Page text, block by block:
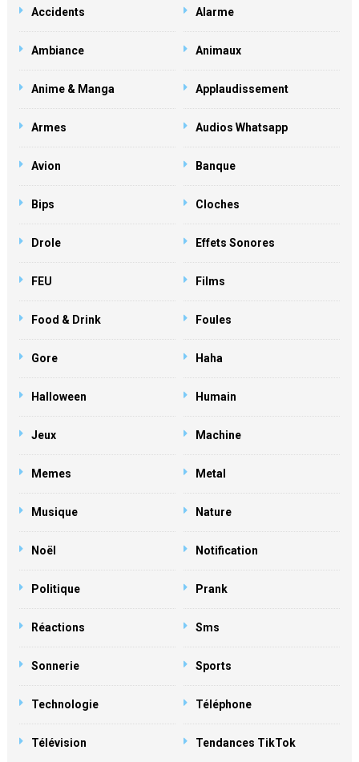
Accidents Alarme
Ambiance Animaux
Anime & Manga Applaudissement
Armes Audios Whatsapp
Avion Banque
Bips Cloches
Drole Effets Sonores
FEU Films
Food & Drink Foules
Gore Haha
Halloween Humain
Jeux Machine
Memes Metal
Musique Nature
Noël Notification
Politique Prank
Réactions Sms
Sonnerie Sports
Technologie Téléphone
Télévision Tendances TikTok